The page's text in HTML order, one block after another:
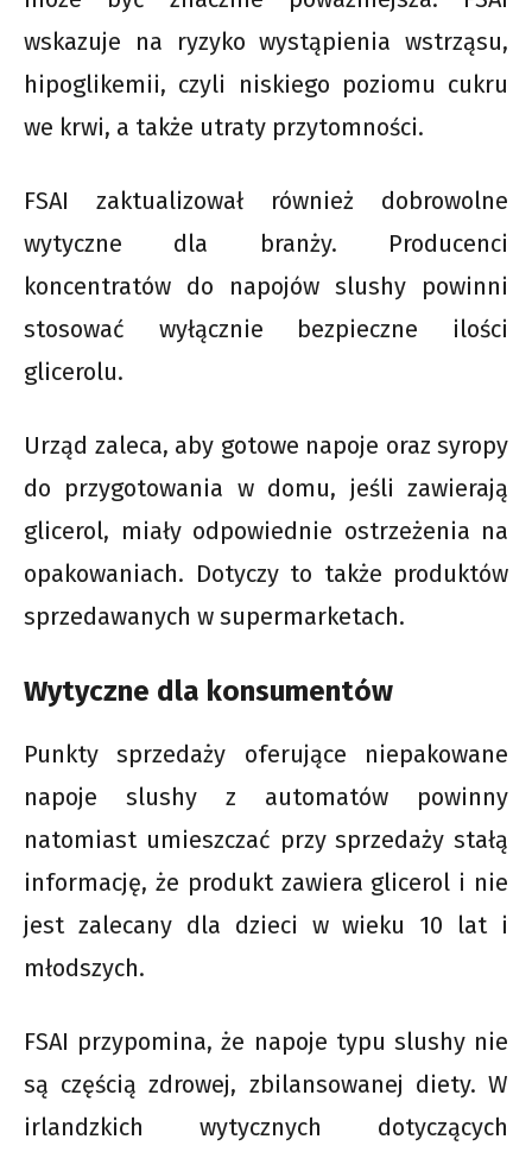
wskazuje na ryzyko wystąpienia wstrząsu,
hipoglikemii, czyli niskiego poziomu cukru
we krwi, a także utraty przytomności.
FSAI zaktualizował również dobrowolne
wytyczne dla branży. Producenci
koncentratów do napojów slushy powinni
stosować wyłącznie bezpieczne ilości
glicerolu.
Urząd zaleca, aby gotowe napoje oraz syropy
do przygotowania w domu, jeśli zawierają
glicerol, miały odpowiednie ostrzeżenia na
opakowaniach. Dotyczy to także produktów
sprzedawanych w supermarketach.
Wytyczne dla konsumentów
Punkty sprzedaży oferujące niepakowane
napoje slushy z automatów powinny
natomiast umieszczać przy sprzedaży stałą
informację, że produkt zawiera glicerol i nie
jest zalecany dla dzieci w wieku 10 lat i
młodszych.
FSAI przypomina, że napoje typu slushy nie
są częścią zdrowej, zbilansowanej diety. W
irlandzkich wytycznych dotyczących